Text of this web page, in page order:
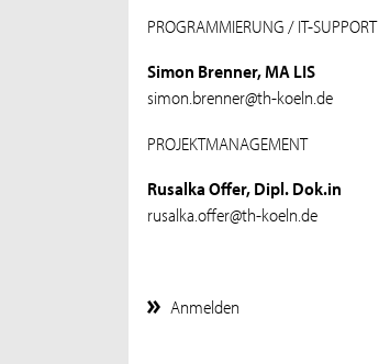
PROGRAMMIERUNG / IT-SUPPORT
Simon Brenner, MA LIS
simon.brenner@th-koeln.de
PROJEKTMANAGEMENT
Rusalka Offer, Dipl. Dok.in
rusalka.offer@th-koeln.de
Anmelden